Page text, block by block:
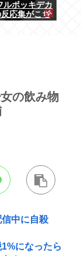
ルボッキデカ
応集がこち
の飲み物
中に自殺
になったら